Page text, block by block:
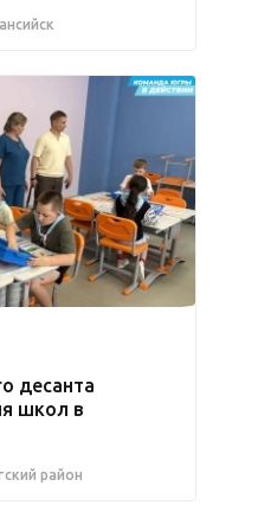
десанта
школ в
район